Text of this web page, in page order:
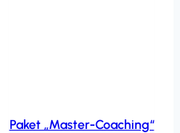
Paket „Master-Coaching“